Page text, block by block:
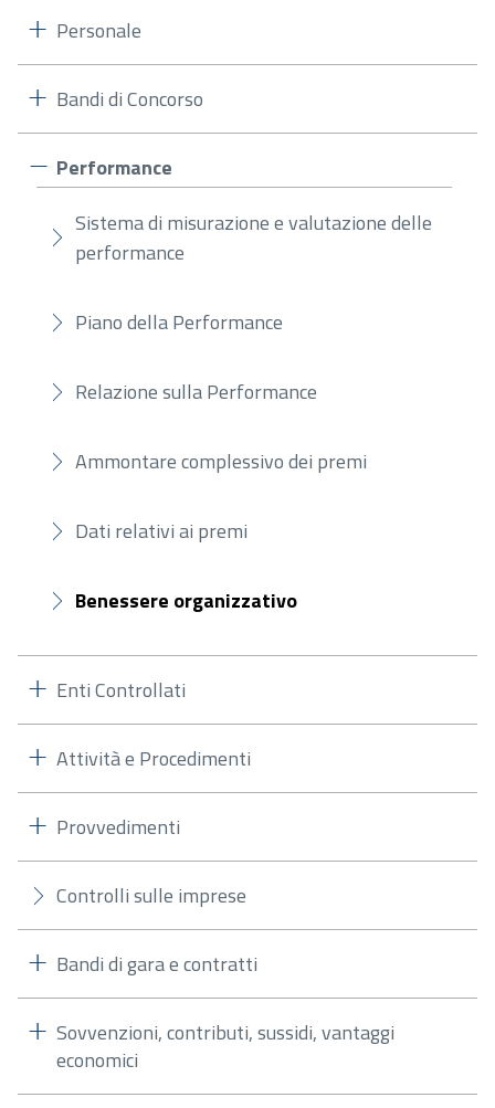
Personale
Bandi di Concorso
Performance
Sistema di misurazione e valutazione delle
performance
Piano della Performance
Relazione sulla Performance
Ammontare complessivo dei premi
Dati relativi ai premi
Benessere organizzativo
Enti Controllati
Attività e Procedimenti
Provvedimenti
Controlli sulle imprese
Bandi di gara e contratti
Sovvenzioni, contributi, sussidi, vantaggi
economici